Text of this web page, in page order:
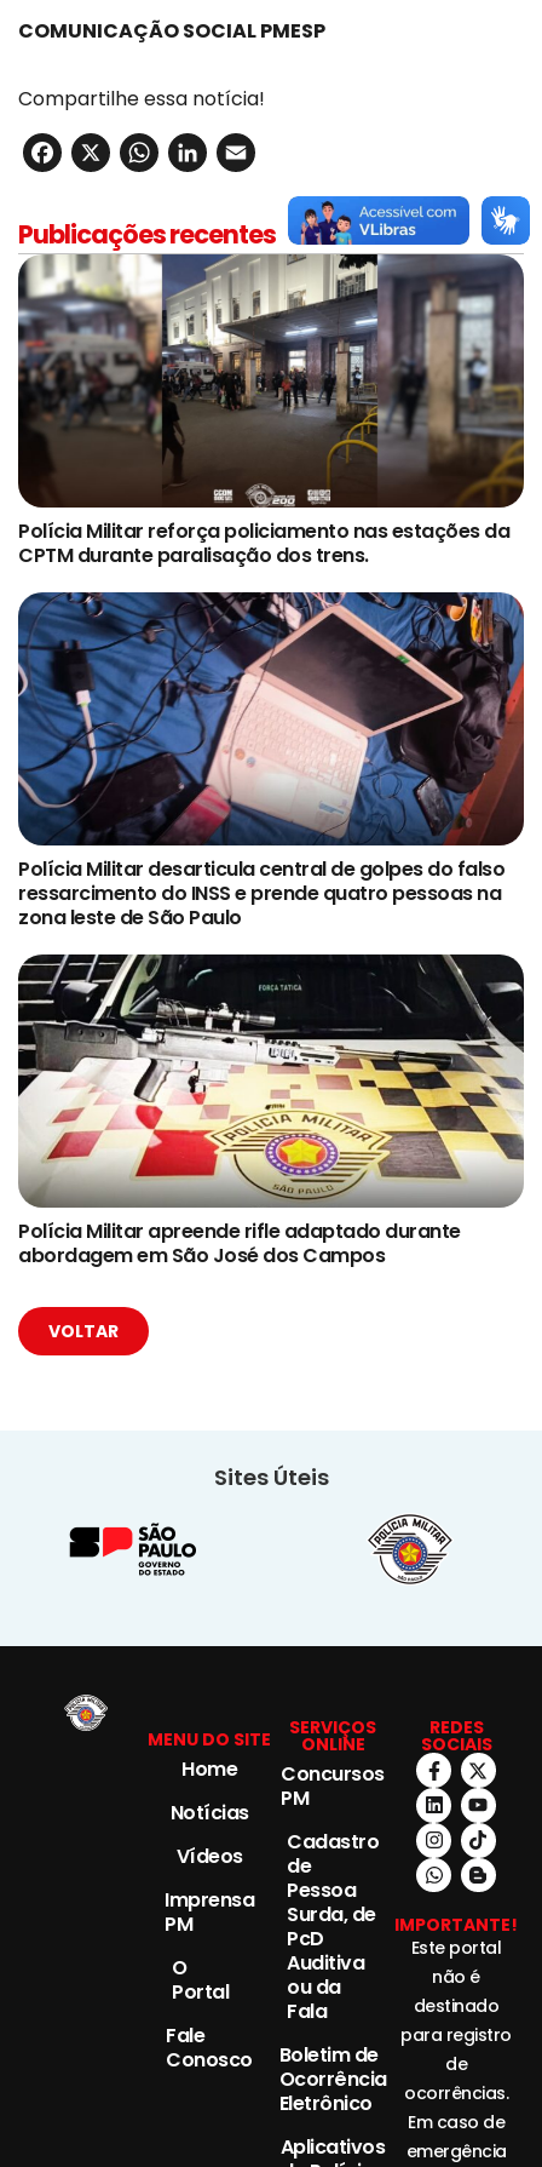
COMUNICAÇÃO SOCIAL PMESP
Compartilhe essa notícia!
Facebook
X WhatsApp
LinkedIn
Publicações recentes
Polícia Militar reforça policiamento nas estações da
CPTM durante paralisação dos trens.
Polícia Militar desarticula central de golpes do falso
ressarcimento do INSS e prende quatro pessoas na
zona leste de São Paulo
Polícia Militar apreende rifle adaptado durante
abordagem em São José dos Campos
VOLTAR
Sites Úteis
MENU DO SITE
Home
Notícias
Vídeos
Imprensa
PM
O
Portal
Fale
Conosco
SERVIÇOS
ONLINE
Concursos
PM
Cadastro
de
Pessoa
Surda, de
PcD
Auditiva
ou da
Fala
Boletim de
Ocorrência
Eletrônico
Aplicativos
REDES
SOCIAIS
IMPORTANTE!
Este portal
não é
destinado
para registro
de
ocorrências.
Em caso de
emergência